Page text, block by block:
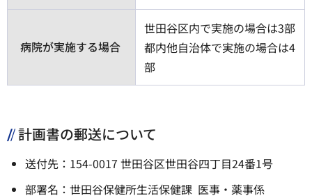
病院が実施する場合
世田谷区内で実施の場合は3部
都内他自治体で実施の場合は4
部
計画書の郵送について
送付先：154-0017 世田谷区世田谷四丁目24番1号
部署名：世田谷保健所生活保健課 医事・薬事係